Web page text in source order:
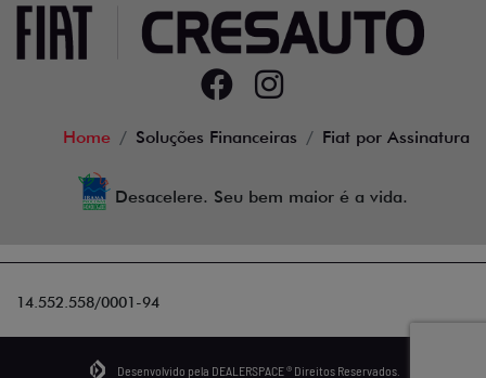
Home Soluções Financeiras Fiat por Assinatura
Desacelere. Seu bem maior é a vida.
14.552.558/0001-94
Desenvolvido pela DEALERSPACE ® Direitos Reservados.